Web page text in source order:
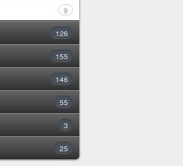
9
126
155
146
55
3
25